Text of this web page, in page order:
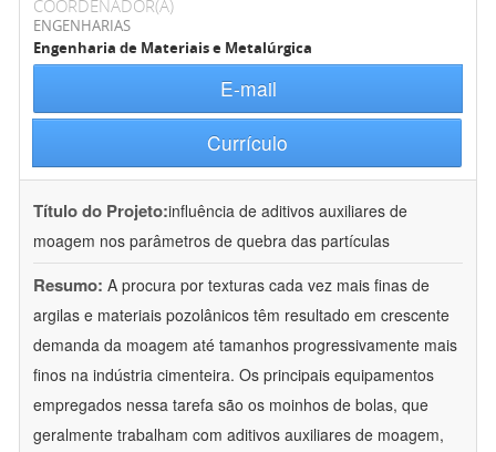
COORDENADOR(A)
ENGENHARIAS
Engenharia de Materiais e Metalúrgica
E-mail
Currículo
Título do Projeto:influência de aditivos auxiliares de
moagem nos parâmetros de quebra das partículas
Resumo: A procura por texturas cada vez mais finas de
argilas e materiais pozolânicos têm resultado em crescente
demanda da moagem até tamanhos progressivamente mais
finos na indústria cimenteira. Os principais equipamentos
empregados nessa tarefa são os moinhos de bolas, que
geralmente trabalham com aditivos auxiliares de moagem,